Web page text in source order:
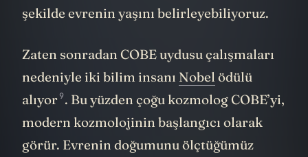
şekilde evrenin yaşını belirleyebiliyoruz.
Zaten sonradan COBE uydusu çalışmaları
nedeniyle iki bilim insanı Nobel ödülü
alıyor9. Bu yüzden çoğu kozmolog COBE’yi,
modern kozmolojinin başlangıcı olarak
görür. Evrenin doğumunu ölçtüğümüz